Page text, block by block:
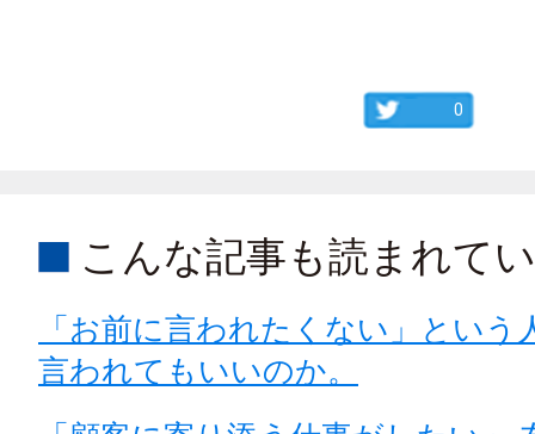
0
こんな記事も読まれて
「お前に言われたくない」という
言われてもいいのか。